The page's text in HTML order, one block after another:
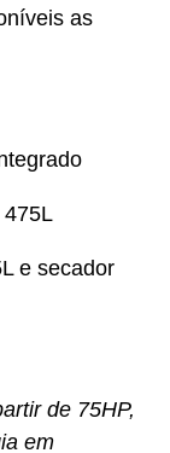
as
475L
e secador
de 75HP,
em